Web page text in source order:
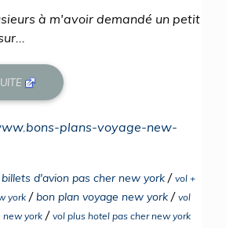
à m'avoir demandé un petit
plans-voyage-new-
billets d'avion pas cher new york / vol +
york /bon plan voyage new york / vol
new york / vol plus hotel pas cher new york